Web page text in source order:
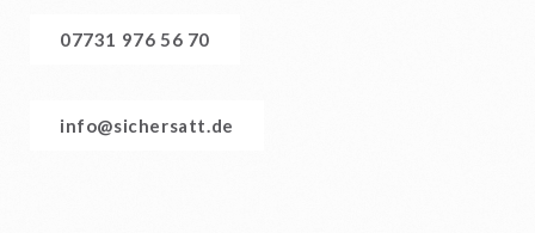
07731 976 56 70
info@sichersatt.de